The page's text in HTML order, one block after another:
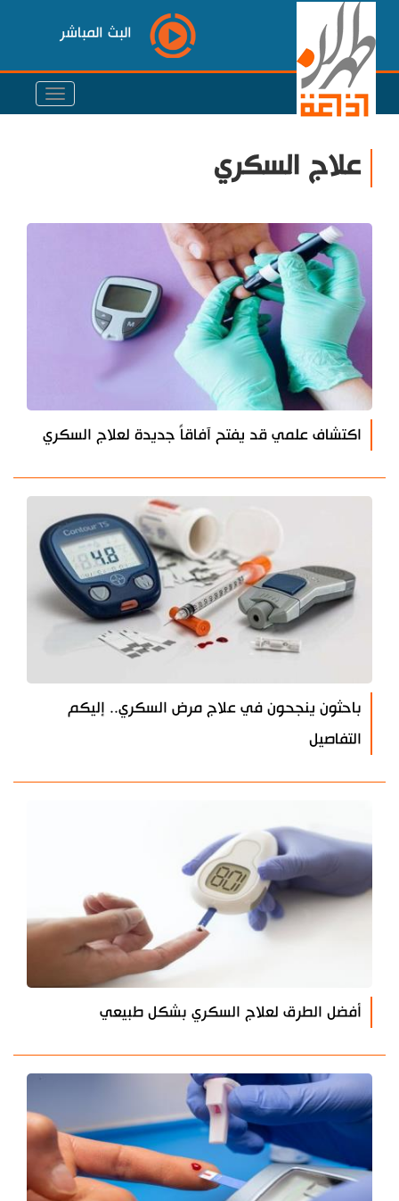
البث المباشر
علاج السكري
اكتشاف علمي قد يفتح آفاقاً جديدة لعلاج السكري
باحثون ينجحون في علاج مرض السكري.. إليكم
التفاصيل
أفضل الطرق لعلاج السكري بشكل طبيعي